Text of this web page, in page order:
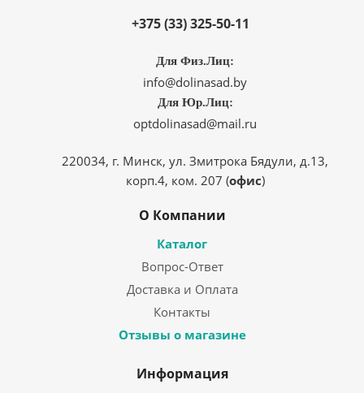
+375 (33) 325-50-11
Для Физ.Лиц:
info@dolinasad.by
Для Юр.Лиц:
optdolinasad@mail.ru
220034, г. Минск, ул. Змитрока Бядули, д.13,
корп.4, ком. 207 (офис)
О Компании
Каталог
Вопрос-Ответ
Доставка и Оплата
Контакты
Отзывы о магазине
Информация